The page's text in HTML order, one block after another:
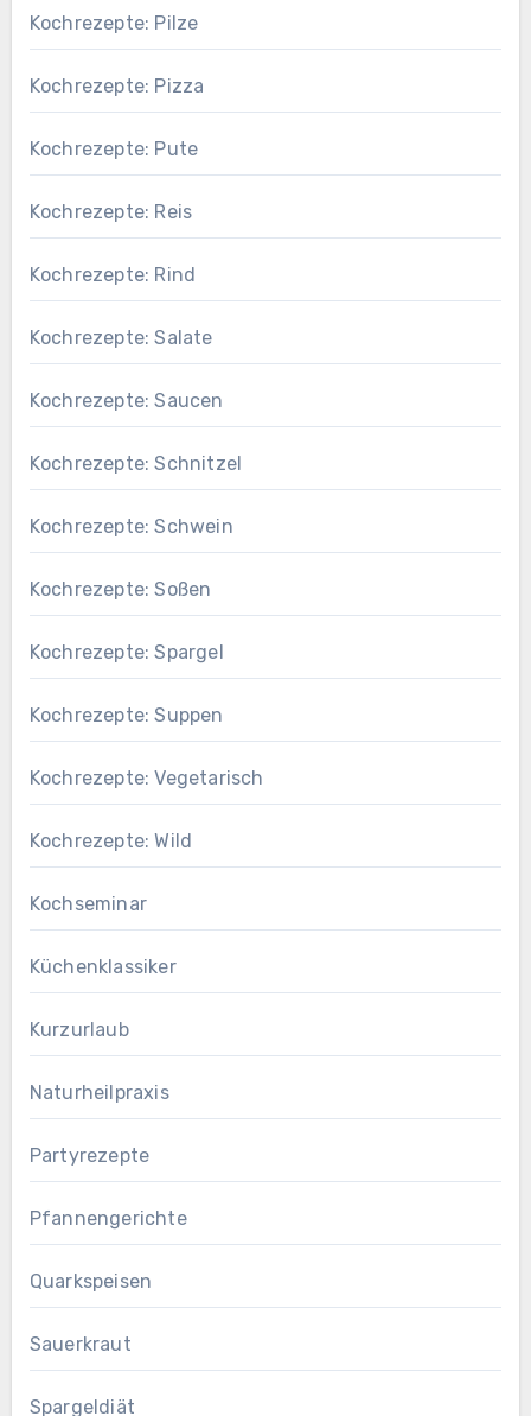
Kochrezepte: Pilze
Kochrezepte: Pizza
Kochrezepte: Pute
Kochrezepte: Reis
Kochrezepte: Rind
Kochrezepte: Salate
Kochrezepte: Saucen
Kochrezepte: Schnitzel
Kochrezepte: Schwein
Kochrezepte: Soßen
Kochrezepte: Spargel
Kochrezepte: Suppen
Kochrezepte: Vegetarisch
Kochrezepte: Wild
Kochseminar
Küchenklassiker
Kurzurlaub
Naturheilpraxis
Partyrezepte
Pfannengerichte
Quarkspeisen
Sauerkraut
Spargeldiät